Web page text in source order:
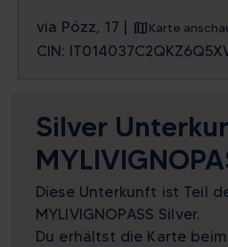
via Pózz, 17 | Karte
CIN:
Silver
Diese Unterkunft ist Teil
MYLIVIGNOPASS Silver.
Du erhältst die Karte